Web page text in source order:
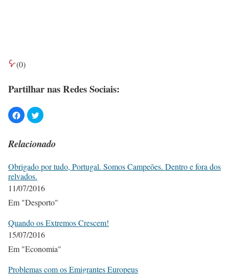
(0)
Partilhar nas Redes Sociais:
Relacionado
Obrigado por tudo, Portugal. Somos Campeões. Dentro e fora dos
relvados.
11/07/2016
Em "Desporto"
Quando os Extremos Crescem!
15/07/2016
Em "Economia"
Problemas com os Emigrantes Europeus